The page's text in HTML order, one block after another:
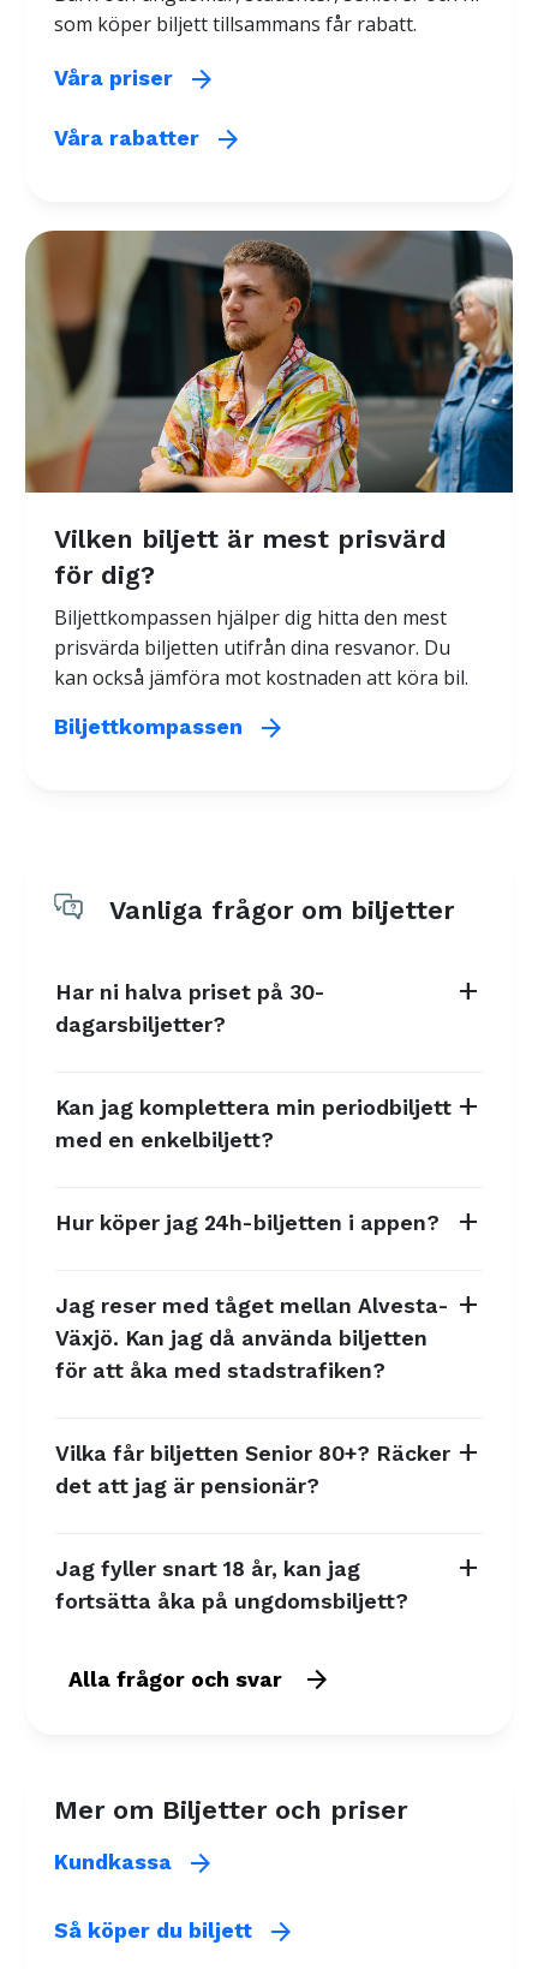
som köper biljett tillsammans får rabatt.
Våra priser arrow_forward
Våra rabatter arrow_forward
Vilken biljett är mest prisvärd
för dig?
Biljettkompassen hjälper dig hitta den mest
prisvärda biljetten utifrån dina resvanor. Du
kan också jämföra mot kostnaden att köra bil.
Biljettkompassen
arrow_forward
Vanliga frågor om biljetter
Har ni halva priset på 30-
dagarsbiljetter?
add
Kan jag komplettera min periodbiljett
med en enkelbiljett?
add
Hur köper jag 24h-biljetten i appen? add
Jag reser med tåget mellan Alvesta-
Växjö. Kan jag då använda biljetten
för att åka med stadstrafiken?
add
Vilka får biljetten Senior 80+? Räcker
det att jag är pensionär?
add
Jag fyller snart 18 år, kan jag
fortsätta åka på ungdomsbiljett?
add
Alla frågor och svar arrow_forward
Mer om Biljetter och priser
Kundkassa arrow_forward
Så köper du biljett arrow_forward